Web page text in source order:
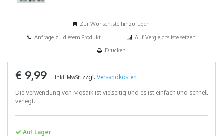
Zur Wunschliste hinzufügen
Anfrage zu diesem Produkt
Auf Vergleichsliste setzen
Drucken
€ 9,99 Inkl. MwSt. zzgl. Versandkosten
Die Verwendung von Mosaik ist vielseitig und es ist einfach und schnell
verlegt.
Auf Lager